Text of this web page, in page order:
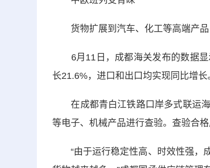
货物扩展到汽车、化工等高端产品
6月11日，成都海关发布的数据显
长21.6%，进口和出口均实现同比增长
在成都青白江铁路口岸多式联运海
等电子、机械产品进行查验。查验合
“由于运行稳定性高、时效性强，成